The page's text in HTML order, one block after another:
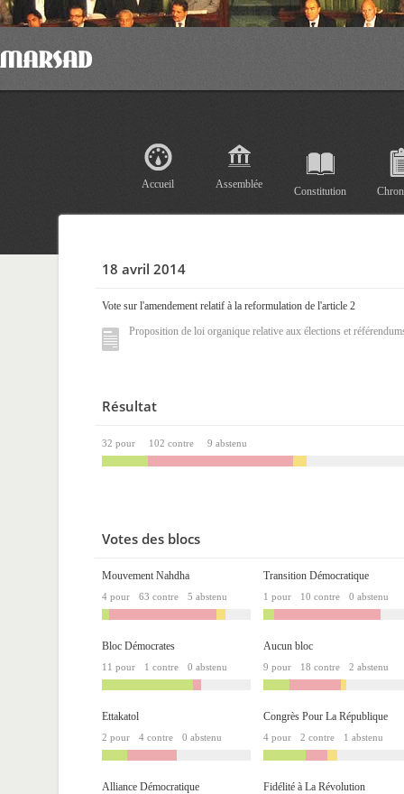
Accueil Assemblée
Constitution
18 avril 2014
Vote sur l'amendement relatif à la reformulation de l'article 2
Proposition de loi organique relative aux élections et
Résultat
32 pour 102 contre 9 abstenu
Votes des blocs
Mouvement Nahdha
4 pour 63 contre 5 abstenu
Transition Démocratique
1 pour 10 contre 0 abstenu
Bloc Démocrates
11 pour 1 contre 0 abstenu
Aucun bloc
9 pour 18 contre 2 abstenu
Ettakatol
2 pour 4 contre 0 abstenu
Congrès Pour La République
4 pour 2 contre 1 abstenu
Alliance Démocratique Fidélité à La Révolution